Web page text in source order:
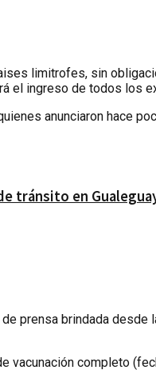
limitrofes, sin
el ingreso de todos los
anunciaron hace
tránsito en
prensa brindada desde
vacunación completo